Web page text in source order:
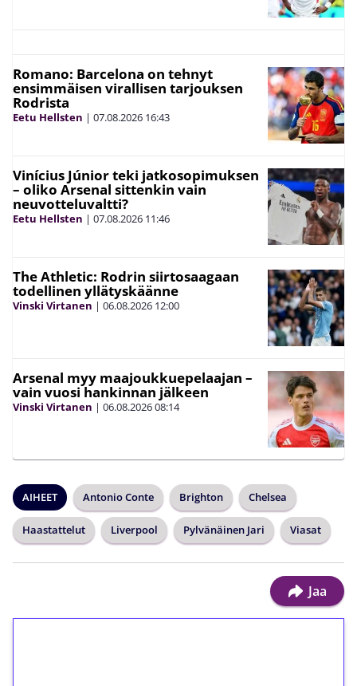
Romano: Barcelona on tehnyt
ensimmäisen virallisen tarjouksen
Rodrista
Eetu Hellsten | 07.08.2026 16:43
Vinícius Júnior teki jatkosopimuksen
– oliko Arsenal sittenkin vain
neuvotteluvaltti?
Eetu Hellsten | 07.08.2026 11:46
The Athletic: Rodrin siirtosaagaan
todellinen yllätyskäänne
Vinski Virtanen | 06.08.2026 12:00
Arsenal myy maajoukkuepelaajan –
vain vuosi hankinnan jälkeen
Vinski Virtanen | 06.08.202608:14
AIHEET Antonio Conte Brighton Chelsea
Haastattelut Liverpool Pylvänäinen Jari Viasat
Jaa